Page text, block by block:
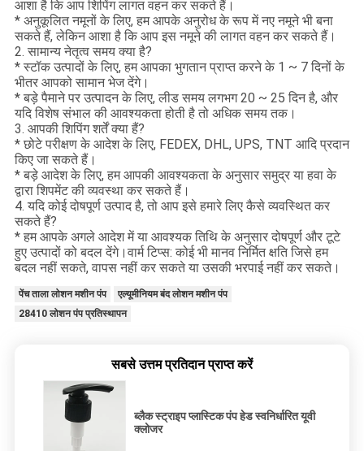
आशा है कि आप शिपिंग लागत वहन कर सकते हैं।
* अनुकूलित नमूनों के लिए, हम आपके अनुरोध के रूप में नए नमूने भी बना
सकते हैं, लेकिन आशा है कि आप इस नमूने की लागत वहन कर सकते हैं।
2. सामान्य नेतृत्व समय क्या है?
* स्टॉक उत्पादों के लिए, हम आपका भुगतान प्राप्त करने के 1 ~ 7 दिनों के
भीतर आपको सामान भेज देंगे।
* बड़े पैमाने पर उत्पादन के लिए, लीड समय लगभग 20 ~ 25 दिन है, और
यदि विशेष संभाल की आवश्यकता होती है तो अधिक समय तक।
3. आपकी शिपिंग शर्तें क्या हैं?
* छोटे परीक्षण के आदेश के लिए, FEDEX, DHL, UPS, TNT आदि प्रदान
किए जा सकते हैं।
* बड़े आदेश के लिए, हम आपकी आवश्यकता के अनुसार समुद्र या हवा के
द्वारा शिपमेंट की व्यवस्था कर सकते हैं।
4. यदि कोई दोषपूर्ण उत्पाद है, तो आप इसे हमारे लिए कैसे व्यवस्थित कर
सकते हैं?
* हम आपके अगले आदेश में या आवश्यक तिथि के अनुसार दोषपूर्ण और टूटे
हुए उत्पादों को बदल देंगे।वार्म टिप्स: कोई भी मानव निर्मित क्षति जिसे हम
बदल नहीं सकते, वापस नहीं कर सकते या उसकी भरपाई नहीं कर सकते।
पेंच ताला लोशन मशीन पंप
एल्यूमीनियम बंद लोशन मशीन पंप
28410 लोशन पंप प्रतिस्थापन
सबसे उत्तम प्रतिदान प्राप्त करें
ब्लैक स्ट्राइप प्लास्टिक पंप हेड स्वनिर्धारित यूवी
क्लोजर